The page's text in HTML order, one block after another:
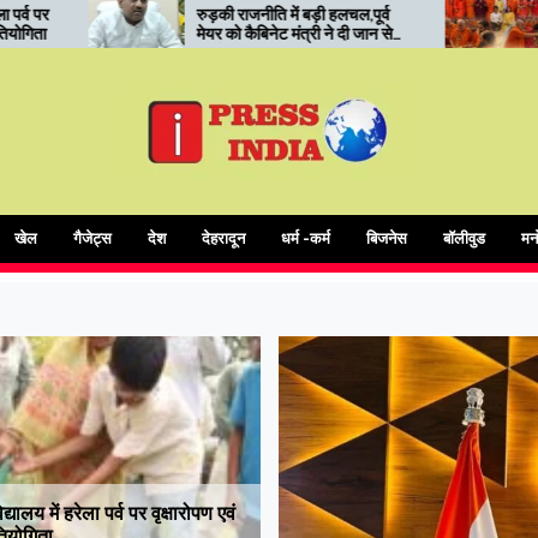
राजनीति में बड़ी हलचल,पूर्व
को कैबिनेट मंत्री ने दी जान से
की धमकी
रुड़की में कोर यूनिवर्सिटी का
मंथन’: संत सम्मेलन में
शिक्षा और संस्कारों पर जोर
खेल गैजेट्स देश देहरादून धर्म -कर्म बिजनेस बॉलीवुड
में हरेला पर्व पर वृक्षारोपण एवं